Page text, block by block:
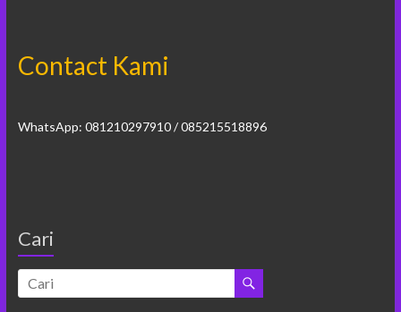
Contact Kami
WhatsApp: 081210297910 / 085215518896
Cari